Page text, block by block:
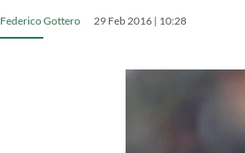
Federico Gottero 29 Feb 2016 | 10:28